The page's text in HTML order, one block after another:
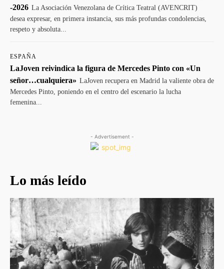
-2026 La Asociación Venezolana de Crítica Teatral (AVENCRIT)
desea expresar, en primera instancia, sus más profundas condolencias,
respeto y absoluta...
ESPAÑA
LaJoven reivindica la figura de Mercedes Pinto con «Un
señor…cualquiera» LaJoven recupera en Madrid la valiente obra de
Mercedes Pinto, poniendo en el centro del escenario la lucha
femenina...
- Advertisement -
Lo más leído